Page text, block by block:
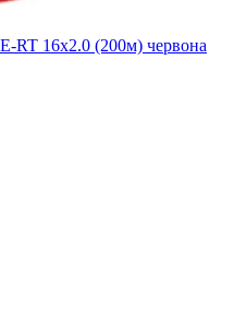
RT 16x2.0 (200м) червона